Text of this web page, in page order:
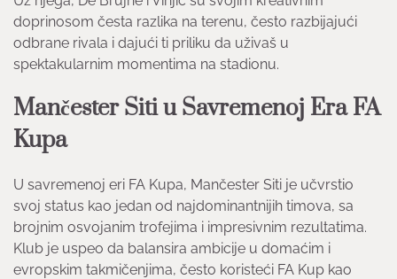
doprinosom česta razlika na terenu, često razbijajući
odbrane rivala i dajući ti priliku da uživaš u
spektakularnim momentima na stadionu.
Mančester Siti u Savremenoj Era FA
Kupa
U savremenoj eri FA Kupa, Mančester Siti je učvrstio
svoj status kao jedan od najdominantnijih timova, sa
brojnim osvojanim trofejima i impresivnim rezultatima.
Klub je uspeo da balansira ambicije u domaćim i
evropskim takmičenjima, često koristeći FA Kup kao